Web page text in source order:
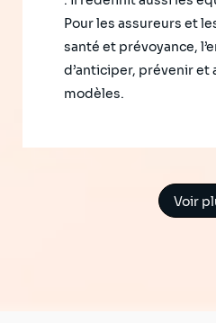
Pour les assureurs et
santé et prévoyance,
d’anticiper, prévenir et
modèles.
Voir